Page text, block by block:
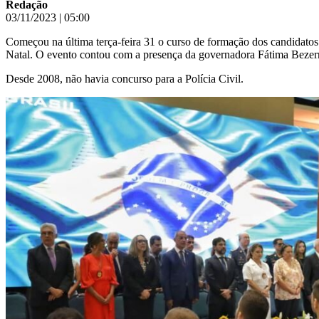
Redação
03/11/2023 | 05:00
Começou na última terça-feira 31 o curso de formação dos
Natal. O evento contou com a presença da governadora Fátima
Desde 2008, não havia concurso para a Polícia Civil.